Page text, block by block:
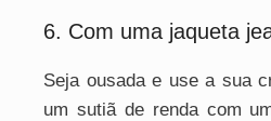
6. Com uma jaqueta
Seja ousada e use a sua
um sutiã de renda com